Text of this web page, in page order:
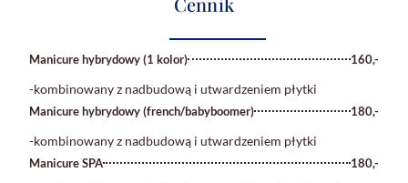
Manicure hybrydowy (1 kolor) 160,-
-kombinowany z nadbudową i utwardzeniem płytki
Manicure hybrydowy (french/babyboomer) 180,-
-kombinowany z nadbudową i utwardzeniem płytki
Manicure SPA 180,-